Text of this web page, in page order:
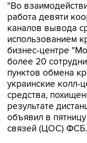
"Во
работа девяти
каналов вывода
использованием
бизнес-центре
более 20
пунктов обмена
украинские колл-
средства,
результате
объявил в
связей (ЦОС) ФСБ.